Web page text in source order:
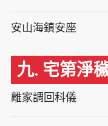
安山海鎮安座
九. 宅第淨
離家調回科儀